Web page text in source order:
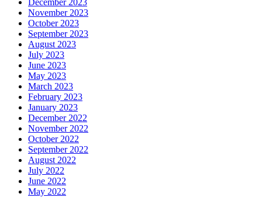
November 2023
October 2023
September 2023
August 2023
July 2023
June 2023
May 2023
March 2023
February 2023
January 2023
December 2022
November 2022
October 2022
September 2022
August 2022
July 2022
June 2022
May 2022